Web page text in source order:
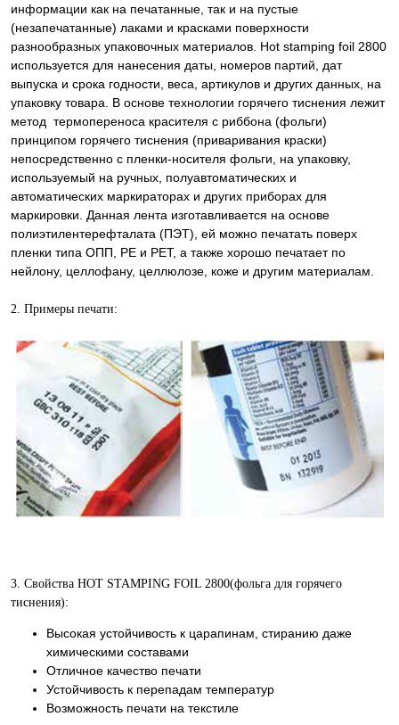
информации как на печатанные, так и на пустые
(незапечатанные) лаками и красками поверхности
разнообразных упаковочных материалов. Hot stamping foil 2800
используется для нанесения даты, номеров партий, дат
выпуска и срока годности, веса, артикулов и других данных, на
упаковку товара. В основе технологии горячего тиснения лежит
метод термопереноса красителя с риббона (фольги)
принципом горячего тиснения (приваривания краски)
непосредственно с пленки-носителя фольги, на упаковку,
используемый на ручных, полуавтоматических и
автоматических маркираторах и других приборах для
маркировки. Данная лента изготавливается на основе
полиэтилентерефталата (ПЭТ), ей можно печатать поверх
пленки типа ОПП, PE и PET, а также хорошо печатает по
нейлону, целлофану, целлюлозе, коже и другим материалам.
2. Примеры печати:
3. Свойства HOT STAMPING FOIL 2800(фольга для горячего
тиснения):
Высокая устойчивость к царапинам, стиранию даже
химическими составами
Отличное качество печати
Устойчивость к перепадам температур
Возможность печати на текстиле